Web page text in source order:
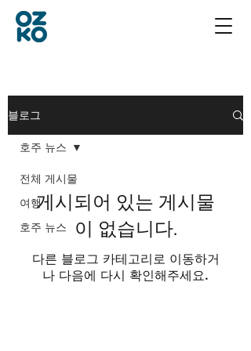
블로그
전체 게시물
여행
호주 뉴스
호주 뉴스
게시되어 있는 게시물
이 없습니다.
다른 블로그 카테고리로 이동하거
나 다음에 다시 확인해주세요.